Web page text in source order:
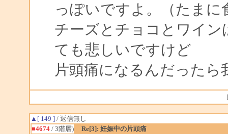
っぽいですよ。（たま
チーズとチョコとワイ
ても悲しいですけど
片頭痛になるんだった
▲[ 149 ]/ 返信無し
■4674/ 3階層)
Re[3]: 妊娠中の片頭痛